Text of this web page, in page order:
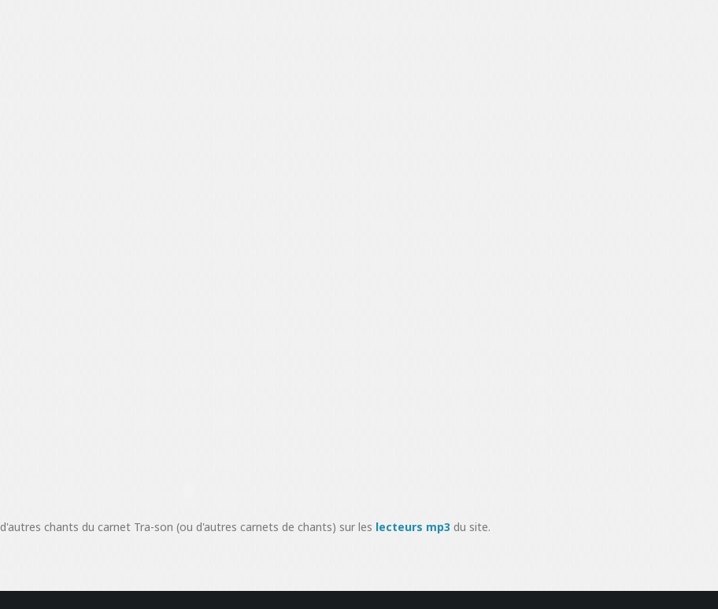
chants du carnet Tra-son (ou d'autres carnets de chants) sur les lecteurs mp3du site.